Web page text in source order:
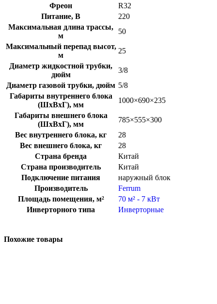
Фреон
R32
Питание, В
220
Максимальная длина трассы,
м
50
Максимальный перепад высот,
м
25
Диаметр жидкостной трубки,
дюйм
3/8
Диаметр газовой трубки, дюйм 5/8
Габариты внутреннего блока
(ШхВхГ), мм
1000×690×235
Габариты внешнего блока
(ШхВхГ), мм
785×555×300
Вес внутреннего блока, кг
28
Вес внешнего блока, кг
28
Страна бренда
Китай
Страна производитель
Китай
Подключение питания
наружный блок
Производитель
Ferrum
Площадь помещения, м²
70 м² - 7 кВт
Инверторного типа
Инверторные
Похожие товары